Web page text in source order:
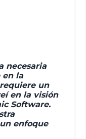
necesaria
en la
un
en la visión
Software.
enfoque